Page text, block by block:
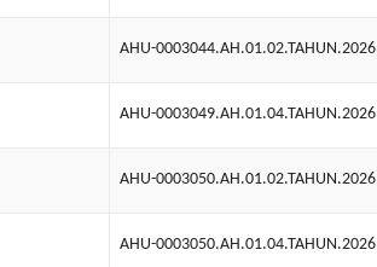
AHU-0003044.AH.01.02.TAHUN.2026
AHU-0003049.AH.01.04.TAHUN.2026
AHU-0003050.AH.01.02.TAHUN.2026
AHU-0003050.AH.01.04.TAHUN.2026